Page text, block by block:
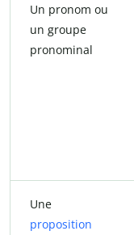
Un pronom ou
un groupe
pronominal
Une
proposition